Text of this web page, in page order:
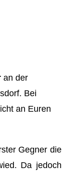
an der
Bei
an Euren
Gegner die
Da jedoch